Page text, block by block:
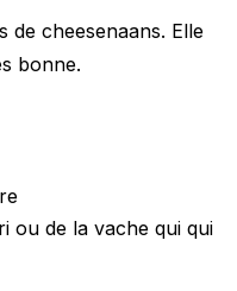
de cheesenaans. Elle
bonne.
ou de la vache qui qui